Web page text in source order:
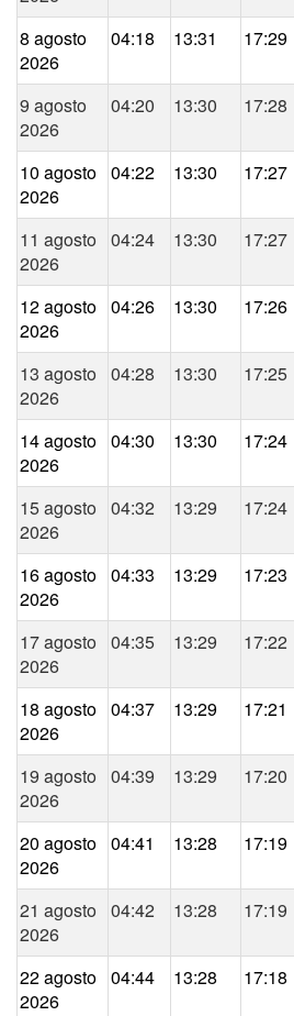
8 agosto
2026
04:18 13:31 17:29
9 agosto
2026
04:20 13:30 17:28
10 agosto
2026
04:22 13:30 17:27
11 agosto
2026
04:24 13:30 17:27
12 agosto
2026
04:26 13:30 17:26
13 agosto
2026
04:28 13:30 17:25
14 agosto
2026
04:30 13:30 17:24
15 agosto
2026
04:32 13:29 17:24
16 agosto
2026
04:33 13:29 17:23
17 agosto
2026
04:35 13:29 17:22
18 agosto
2026
04:37 13:29 17:21
19 agosto
2026
04:39 13:29 17:20
20 agosto
2026
04:41 13:28 17:19
21 agosto
2026
04:42 13:28 17:19
22 agosto
2026
04:44 13:28 17:18